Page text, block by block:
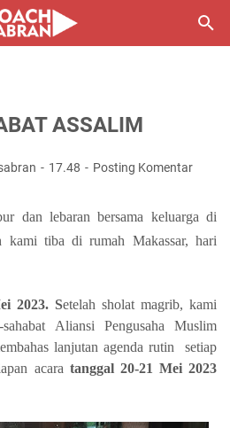
ASSALIM
17.48 Posting Komentar
dan lebaran bersama keluarga di
kami tiba di rumah Makassar, hari
2023. Setelah sholat magrib, kami
sahabat Aliansi Pengusaha Muslim
lanjutan agenda rutin setiap
acara tanggal 20-21 Mei 2023